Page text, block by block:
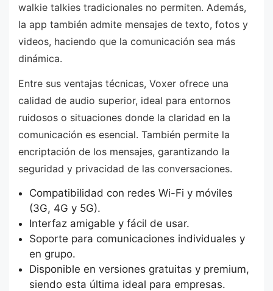
walkie talkies tradicionales no permiten. Además,
la app también admite mensajes de texto, fotos y
videos, haciendo que la comunicación sea más
dinámica.
Entre sus ventajas técnicas, Voxer ofrece una
calidad de audio superior, ideal para entornos
ruidosos o situaciones donde la claridad en la
comunicación es esencial. También permite la
encriptación de los mensajes, garantizando la
seguridad y privacidad de las conversaciones.
Compatibilidad con redes Wi-Fi y móviles
(3G, 4G y 5G).
Interfaz amigable y fácil de usar.
Soporte para comunicaciones individuales y
en grupo.
Disponible en versiones gratuitas y premium,
siendo esta última ideal para empresas.